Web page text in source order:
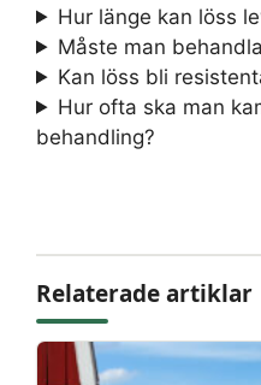
Hur länge kan löss
Måste man
Kan löss bli
Hur ofta ska man
behandling?
Relaterade artiklar